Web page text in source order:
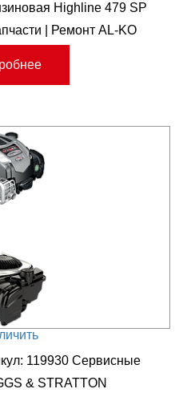
Highline 479 SP
| Ремонт AL-KO
119930 Сервисные
& STRATTON